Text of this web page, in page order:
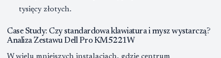
tysięcy złotych.
Case Study: Czy standardowa klawiatura i mysz wystarczą?
Analiza Zestawu Dell Pro KM5221W